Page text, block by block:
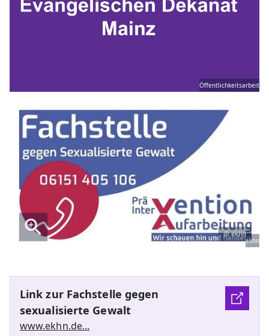
Öffentlichkeitsarbeit
ekhn
Link zur Fachstelle gegen
sexualisierte Gewalt
www.ekhn.de...